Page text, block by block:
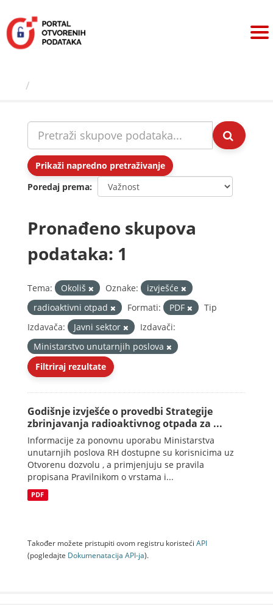
sadržaj
Prikaži napredno pretraživanje
Poredaj prema
Pronađeno skupova
podataka: 1
Tema: Okoliš Oznake:
izvješće
radioaktivni otpad
Formati: PDF
Tip
Izdavača:
Javni sektor
Izdavači:
Ministarstvo unutarnjih poslova
Filtriraj rezultate
Godišnje izvješće o provedbi Strategije
zbrinjavanja radioaktivnog otpada za ...
Informacije za ponovnu uporabu Ministarstva
unutarnjih poslova RH dostupne su korisnicima uz
Otvorenu dozvolu , a primjenjuju se pravila
propisana Pravilnikom o vrstama i...
PDF
Također možete pristupiti ovom registru koristeći API
(pogledajte Dokumenаtаcijа API-jа).